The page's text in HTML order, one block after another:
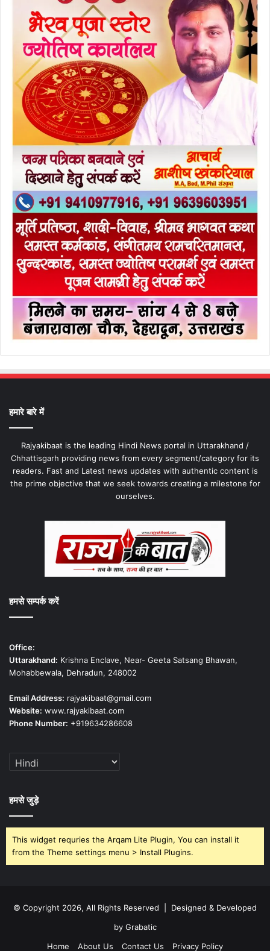
हमारे बारे में
Rajyakibaat is the leading Hindi News portal in Uttarakhand /
Chhattisgarh providing news from every segment/category for its
readers. Fast and Latest news updates with authentic content is
the prime objective that we seek towards creating a milestone for
ourselves.
हमसे सम्पर्क करें
Office:
Uttarakhand: Krishna Enclave, Near- Geeta Satsang Bhawan,
Mohabbewala, Dehradun, 248002
Email Address: rajyakibaat@gmail.com
Website: www.rajyakibaat.com
Phone Number: +919634286608
हमसे जुड़े
This widget requries the Arqam Lite Plugin, You can install it
from the Theme settings menu > Install Plugins.
© Copyright 2026, All Rights Reserved | Designed & Developed
by Grabatic
Home
About Us Contact Us Privacy Policy